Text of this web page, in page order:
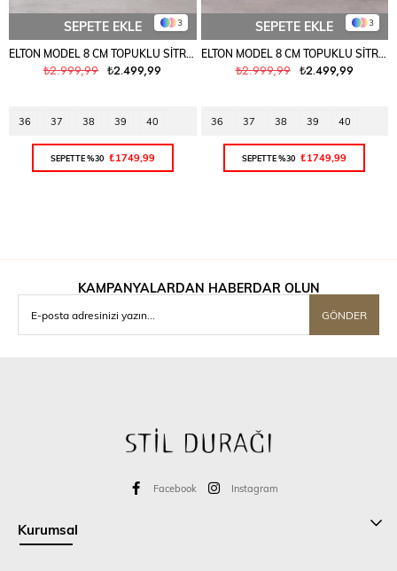
3
SEPETE EKLE
₺2.499,99
₺2.999,99
36 37 38 39 40
SEPETTE %30 ₺1749,99
3
SEPETE EKLE
ELTON MODEL 8 CM TOPUKLU SİTREÇ BOT ÇİZME SIYAH
₺2.499,99
₺2.999,99
36 37 38 39 40
SEPETTE %30 ₺1749,99
KAMPANYALARDAN HABERDAR OLUN
GÖNDER
Facebook Instagram
Kurumsal